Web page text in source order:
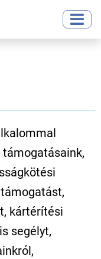
kártérítési
segélyt,